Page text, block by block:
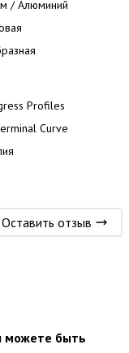
/ Алюминий
Profiles
Curve
Оставить отзыв
можете быть